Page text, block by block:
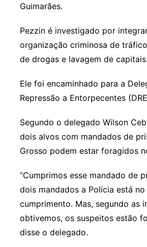
Guimarães.
Pezzin é investigado por
organização criminosa de
de drogas e lavagem de capitais.
Ele foi encaminhado para a
Repressão a Entorpecentes
Segundo o delegado Wilson
dois alvos com mandados de
Grosso podem estar foragidos
“Cumprimos esse mandado de
dois mandados a Polícia está
cumprimento. Mas, segundo as
obtivemos, os suspeitos estão
disse o delegado.